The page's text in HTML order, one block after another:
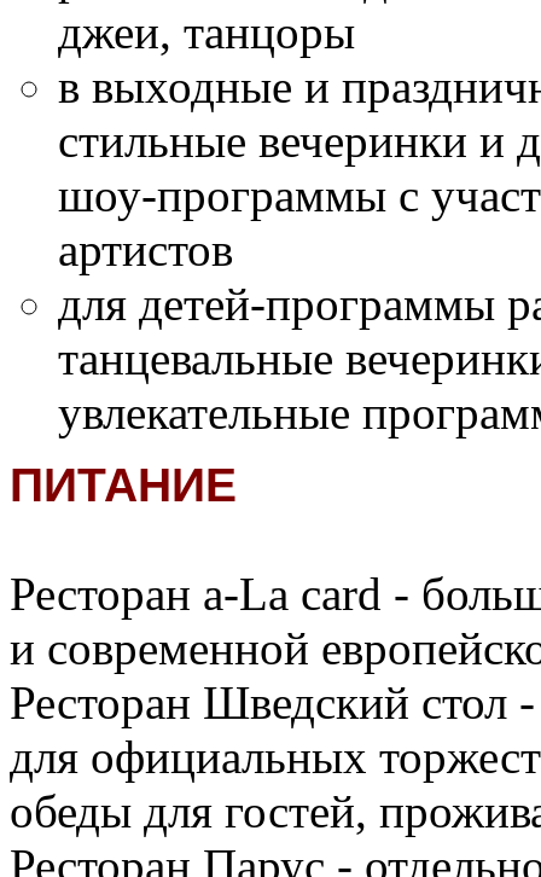
джеи, танцоры
в выходные и
стильные вечеринки и
шоу-программы с
артистов
для детей-программы
танцевальные
увлекательные
ПИТАНИЕ
Ресторан a-La card -
и современной
Ресторан Шведский стол
для официальных
обеды для гостей,
Ресторан Парус -